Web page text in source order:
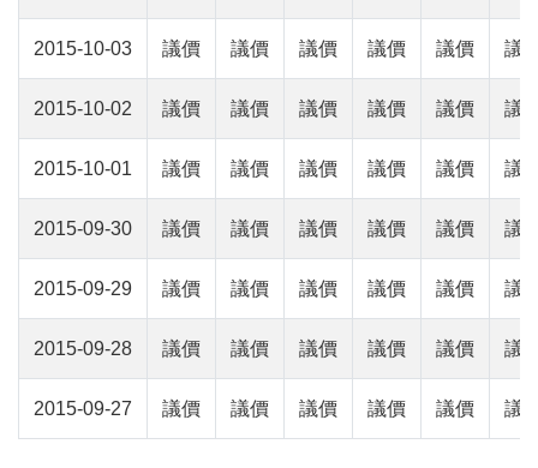
2015-10-03 議價 議價 議價 議價 議價 議
2015-10-02 議價 議價 議價 議價 議價 議
2015-10-01 議價 議價 議價 議價 議價 議
2015-09-30 議價 議價 議價 議價 議價 議
2015-09-29 議價 議價 議價 議價 議價 議
2015-09-28 議價 議價 議價 議價 議價 議
2015-09-27 議價 議價 議價 議價 議價 議